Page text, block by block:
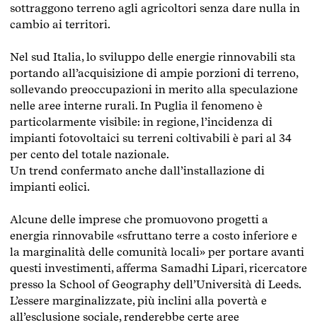
sottraggono terreno agli agricoltori senza dare nulla in
cambio ai territori.
Nel sud Italia, lo sviluppo delle energie rinnovabili sta
portando all’acquisizione di ampie porzioni di terreno,
sollevando preoccupazioni in merito alla speculazione
nelle aree interne rurali. In Puglia il fenomeno è
particolarmente visibile: in regione, l’incidenza di
impianti fotovoltaici su terreni coltivabili è pari al 34
per cento del totale nazionale.
Un trend confermato anche dall’installazione di
impianti eolici.
Alcune delle imprese che promuovono progetti a
energia rinnovabile «sfruttano terre a costo inferiore e
la marginalità delle comunità locali» per portare avanti
questi investimenti, afferma Samadhi Lipari, ricercatore
presso la School of Geography dell’Università di Leeds.
L’essere marginalizzate, più inclini alla povertà e
all’esclusione sociale, renderebbe certe aree